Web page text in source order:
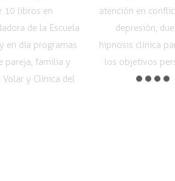
10 libros en
de la Escuela
en día programas
pareja, familia y
y Clínica del
atención en
depresión,
hipnosis clínica
los objetivos